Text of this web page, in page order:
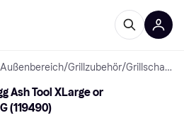
/Grillzubehör/ Grillschaber
Ash Tool XLarge or
(119490)